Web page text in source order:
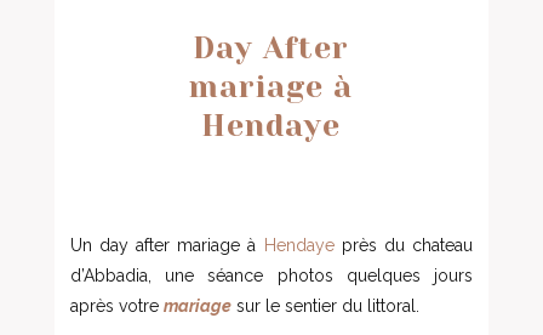
Day After
mariage à
Hendaye
Un day after mariage à Hendayeprès du chateau
d’Abbadia, une séance photos quelques jours
après votremariage sur le sentier du littoral.